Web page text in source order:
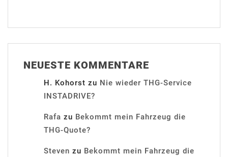
NEUESTE KOMMENTARE
H. Kohorst zu Nie wieder THG-Service
INSTADRIVE?
Rafa zu Bekommt mein Fahrzeug die
THG-Quote?
Steven zu Bekommt mein Fahrzeug die